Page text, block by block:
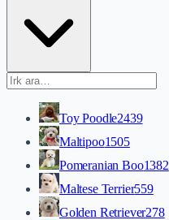
Toy Poodle2439
Maltipoo1505
Pomeranian Boo1382
Maltese Terrier559
Golden Retriever278